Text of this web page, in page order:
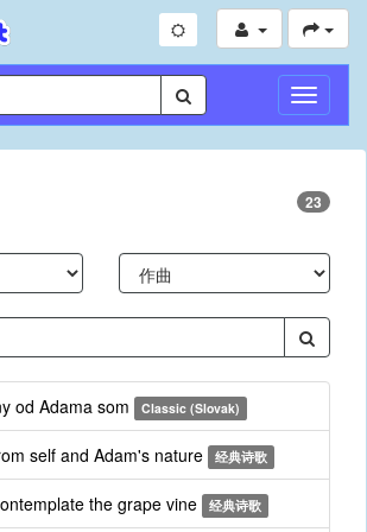
切
换
导
23
od Adama som Classic (Slovak)
self and Adam's nature 经典诗歌
the grape vine 经典诗歌